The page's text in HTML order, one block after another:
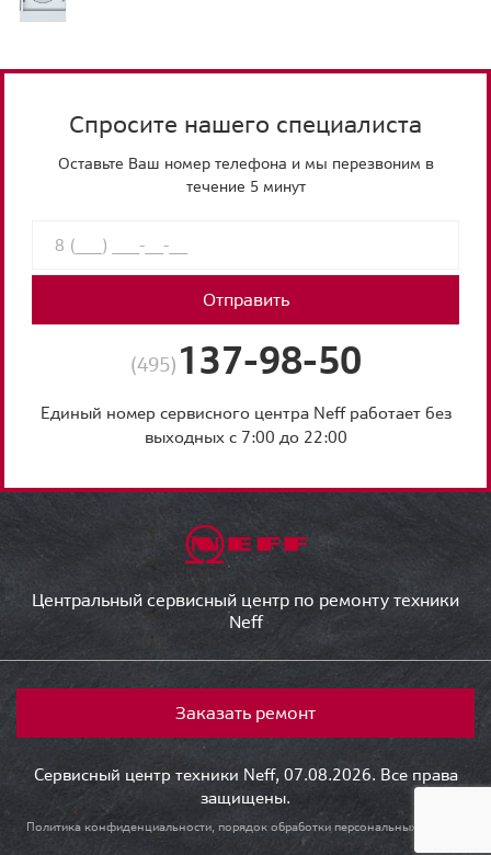
Спросите нашего специалиста
Оставьте Ваш номер телефона и мы перезвоним в
течение 5 минут
Отправить
(495) 137-98-50
Единый номер сервисного центра Neff работает без
выходных с 7:00 до 22:00
Центральный сервисный центр по ремонту техники
Neff
Заказать ремонт
Сервисный центр техники Neff, 07.08.2026. Все права
защищены.
Политика конфиденциальности, порядок обработки персональных данных